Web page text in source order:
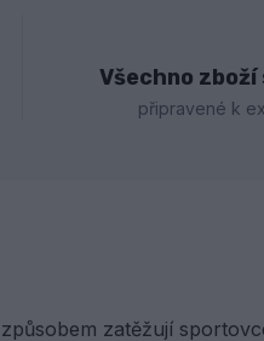
Všechno
připravené k
zatěžují